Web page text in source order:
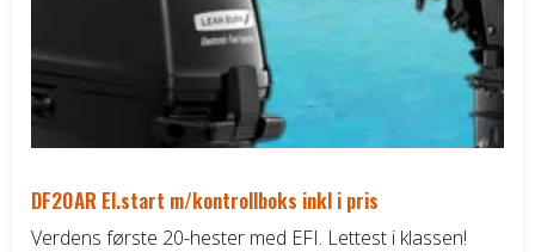
DF20AR El.start m/kontrollboks inkl i pris
Verdens første 20-hester med EFI. Lettest i klassen!